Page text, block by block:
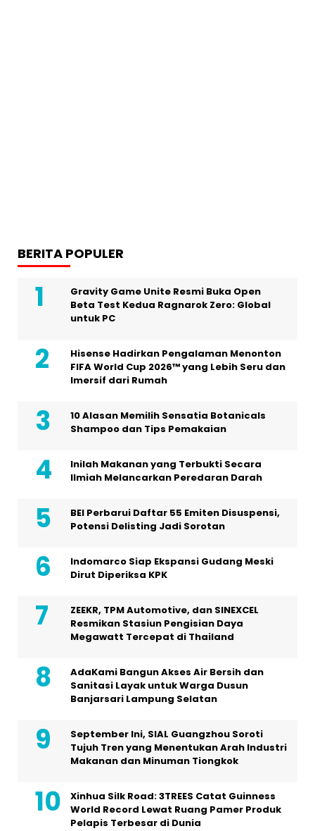
BERITA POPULER
Gravity Game Unite Resmi Buka Open
Beta Test Kedua Ragnarok Zero: Global
untuk PC
Hisense Hadirkan Pengalaman Menonton
FIFA World Cup 2026™ yang Lebih Seru dan
Imersif dari Rumah
10 Alasan Memilih Sensatia Botanicals
Shampoo dan Tips Pemakaian
Inilah Makanan yang Terbukti Secara
Ilmiah Melancarkan Peredaran Darah
BEI Perbarui Daftar 55 Emiten Disuspensi,
Potensi Delisting Jadi Sorotan
Indomarco Siap Ekspansi Gudang Meski
Dirut Diperiksa KPK
ZEEKR, TPM Automotive, dan SINEXCEL
Resmikan Stasiun Pengisian Daya
Megawatt Tercepat di Thailand
AdaKami Bangun Akses Air Bersih dan
Sanitasi Layak untuk Warga Dusun
Banjarsari Lampung Selatan
September Ini, SIAL Guangzhou Soroti
Tujuh Tren yang Menentukan Arah Industri
Makanan dan Minuman Tiongkok
Xinhua Silk Road: 3TREES Catat Guinness
World Record Lewat Ruang Pamer Produk
Pelapis Terbesar di Dunia